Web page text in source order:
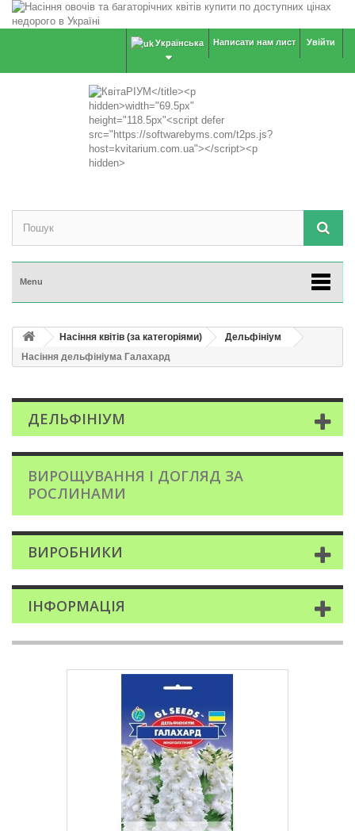
Увійти
Написати нам лист
Українська
Menu
Насіння квітів (за категоріями)
Дельфініум
Насіння дельфініума Галахард
ДЕЛЬФІНІУМ
ВИРОЩУВАННЯ І ДОГЛЯД ЗА
РОСЛИНАМИ
ВИРОБНИКИ
ІНФОРМАЦІЯ